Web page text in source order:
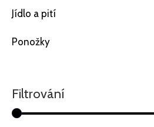
Jídlo a pití
Ponožky
Filtrování